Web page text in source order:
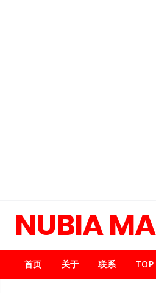
NUBIA
首页 关于 联系